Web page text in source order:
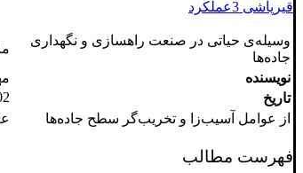
قیرپاشی 3عملکرد
وسیله‌ی حیاتی در صنعت راهسازی و نگهداری
جاده‌ها
نویسنده
تاریخ
از عوامل آسیب‌زا و تخریب‌گر سطح جاده‌ها
فهرست مطالب